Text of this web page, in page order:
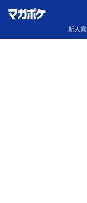
新人賞